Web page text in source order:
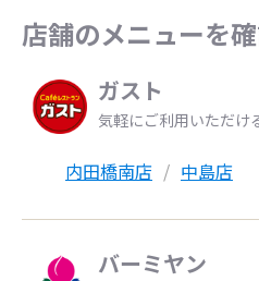
店舗のメニューを
ガスト
気軽にご利用いただけ
内田橋南店 中島店
バーミヤン